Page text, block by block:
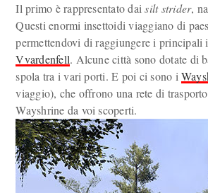
Il primo è rappresentato daisilt strider,
Questi enormi insettoidi viaggiano di
permettendovi di raggiungere i principali
Vvardenfell. Alcune città sono dotate di
spola tra i vari porti. E poi ci sono i
viaggio), che offrono una rete di
Wayshrine da voi scoperti.